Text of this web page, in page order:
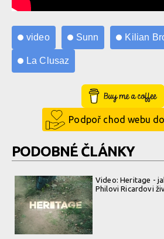
video Sunn Kilian
La Clusaz
Buy Me a
Podpoř chod webu
PODOBNÉ ČLÁNKY
Video: Heritage -
Philovi Ricardovi